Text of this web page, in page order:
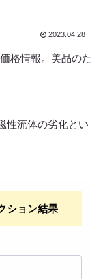
2023.04.28
格情報。美品のた
性流体の劣化とい
ション結果